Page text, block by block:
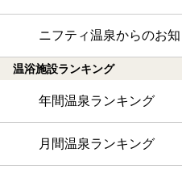
ニフティ温泉からのお
温浴施設ランキング
年間温泉ランキング
月間温泉ランキング